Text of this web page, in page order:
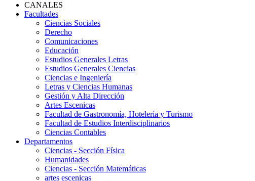
CANALES
Facultades
Ciencias Sociales
Derecho
Comunicaciones
Educación
Estudios Generales Letras
Estudios Generales Ciencias
Ciencias e Ingeniería
Letras y Ciencias Humanas
Gestión y Alta Dirección
Artes Escenicas
Facultad de Gastronomía, Hotelería y Turismo
Facultad de Estudios Interdisciplinarios
Ciencias Contables
Departamentos
Ciencias - Sección Física
Humanidades
Ciencias - Sección Matemáticas
artes escenicas